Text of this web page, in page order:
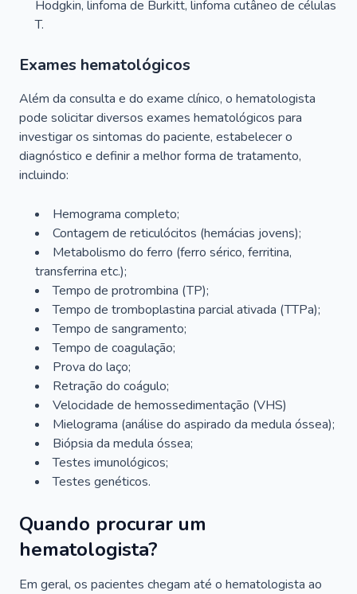
Hodgkin, linfoma de Burkitt, linfoma cutâneo de células
T.
Exames hematológicos
Além da consulta e do exame clínico, o hematologista
pode solicitar diversos exames hematológicos para
investigar os sintomas do paciente, estabelecer o
diagnóstico e definir a melhor forma de tratamento,
incluindo:
Hemograma completo;
Contagem de reticulócitos (hemácias jovens);
Metabolismo do ferro (ferro sérico, ferritina,
transferrina etc.);
Tempo de protrombina (TP);
Tempo de tromboplastina parcial ativada (TTPa);
Tempo de sangramento;
Tempo de coagulação;
Prova do laço;
Retração do coágulo;
Velocidade de hemossedimentação (VHS)
Mielograma (análise do aspirado da medula óssea);
Biópsia da medula óssea;
Testes imunológicos;
Testes genéticos.
Quando procurar um
hematologista?
Em geral, os pacientes chegam até o hematologista ao